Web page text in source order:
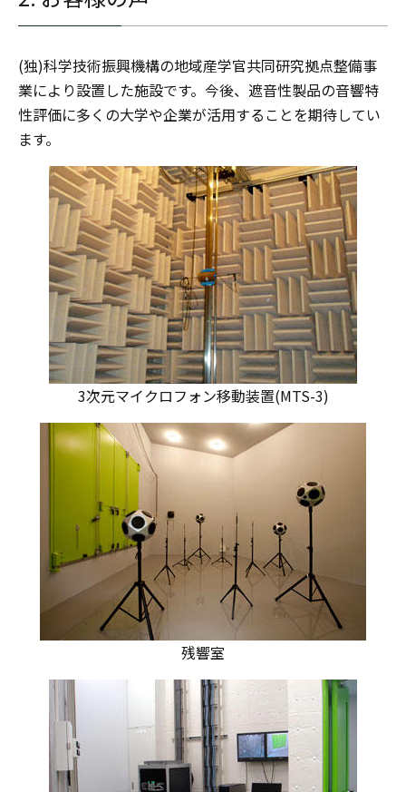
(独)科学技術振興機構の地域産学官共同研究拠点整備事
業により設置した施設です。今後、遮音性製品の音響特
性評価に多くの大学や企業が活用することを期待してい
ます。
3次元マイクロフォン移動装置(MTS-3)
残響室